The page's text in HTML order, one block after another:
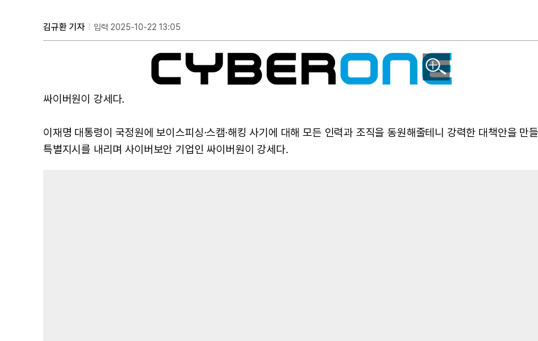
김규환 기자 입력 2025-10-22 13:05
싸이버원이 강세다.
이재명 대통령이 국정원에 보이스피싱·스캠·해킹 사기에 대해 모든 인력과 조직을 동원해줄테니 강력한 대책안을 만
특별지시를 내리며 사이버보안 기업인 싸이버원이 강세다.